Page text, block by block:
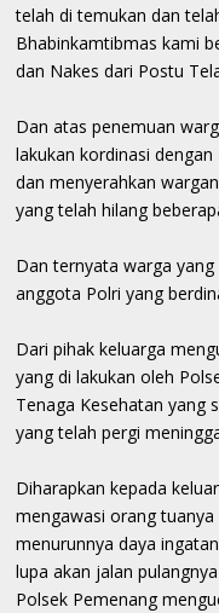
telah di temukan dan
Bhabinkamtibmas kami
dan Nakes dari Postu
Dan atas penemuan
lakukan kordinasi
dan menyerahkan
yang telah hilang
Dan ternyata warga
anggota Polri yang
Dari pihak keluarga
yang di lakukan oleh
Tenaga Kesehatan yang
yang telah pergi
Diharapkan kepada
mengawasi orang
menurunnya daya
lupa akan jalan
Polsek Pemenang